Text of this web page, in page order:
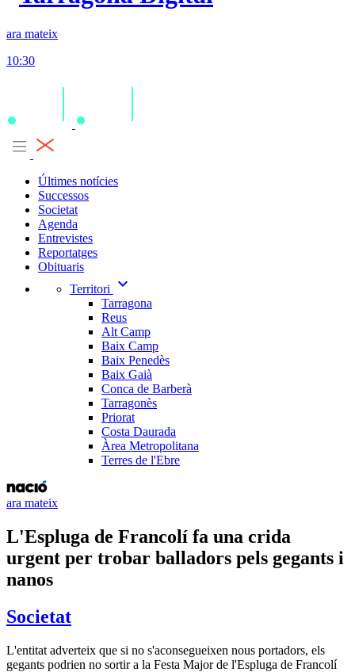
ara mateix
10:30
Últimes notícies
Successos
Societat
Agenda
Entrevistes
Reportatges
Obituaris
Territori
expand_more
Tarragona
Reus
Alt Camp
Baix Camp
Baix Penedès
Baix Gaià
Conca de Barberà
Tarragonès
Priorat
Costa Daurada
Àrea Metropolitana
Terres de l'Ebre
ara mateix
L'Espluga de Francolí fa una crida
urgent per trobar balladors pels gegants i
nanos
Societat
L'entitat adverteix que si no s'aconsegueixen nous portadors, els
gegants podrien no sortir a la Festa Major de l'Espluga de Francolí